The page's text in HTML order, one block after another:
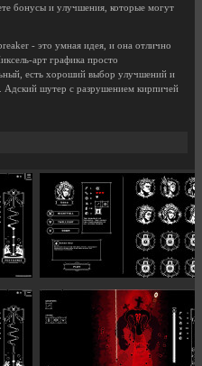
бонусы и улучшения, которые могут
- это умная идея, и она отлично
арт графика просто
есть хороший выбор улучшений и
шутер с разрушением кирпичей